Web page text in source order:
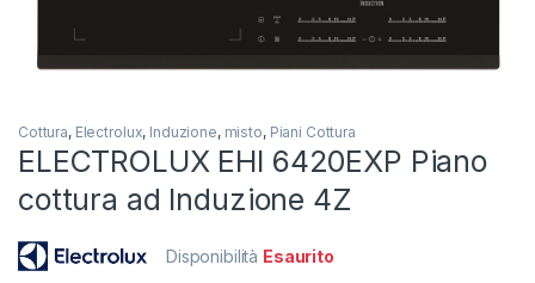
Cottura, Electrolux, Induzione, misto, Piani Cottura
ELECTROLUX EHI 6420EXP Piano
cottura ad Induzione 4Z
Disponibilità Esaurito